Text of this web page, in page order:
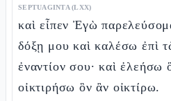
SEPTUAGINTA (LXX)
καὶ εἶπεν Ἐγὼ
δόξῃ μου καὶ καλέσω ἐπὶ
ἐναντίον σου· καὶ ἐλεήσω
οἰκτιρήσω ὃν ἂν οἰκτίρω.